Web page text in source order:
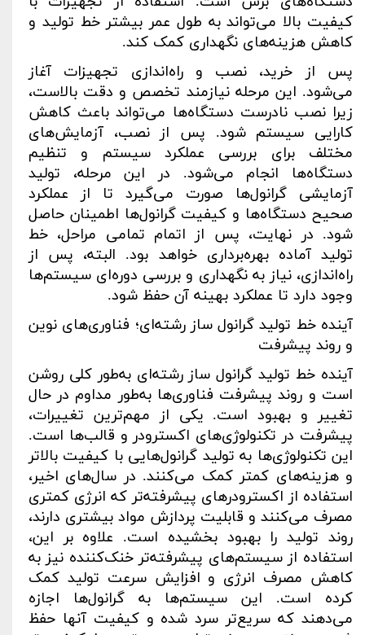
کیفیت بالا می‌تواند به طول عمر بیشتر خط تولید و
کاهش هزینه‌های نگهداری کمک کند.
پس از خرید، نصب و راه‌اندازی تجهیزات آغاز
می‌شود. این مرحله نیازمند تخصص و دقت بالاست،
زیرا نصب نادرست دستگاه‌ها می‌تواند باعث کاهش
کارایی سیستم شود. پس از نصب، آزمایش‌های
مختلف برای بررسی عملکرد سیستم و تنظیم
دستگاه‌ها انجام می‌شود. در این مرحله، تولید
آزمایشی گرانول‌ها صورت می‌گیرد تا از عملکرد
صحیح دستگاه‌ها و کیفیت گرانول‌ها اطمینان حاصل
شود. در نهایت، پس از اتمام تمامی مراحل، خط
تولید آماده بهره‌برداری خواهد بود. البته، پس از
راه‌اندازی، نیاز به نگهداری و بررسی دوره‌ای سیستم‌ها
وجود دارد تا عملکرد بهینه آن حفظ شود.
آینده خط تولید گرانول ساز رشته‌ای؛ فناوری‌های نوین
و روند پیشرفت
آینده خط تولید گرانول ساز رشته‌ای به‌طور کلی روشن
است و روند پیشرفت فناوری‌ها به‌طور مداوم در حال
تغییر و بهبود است. یکی از مهم‌ترین تغییرات،
پیشرفت در تکنولوژی‌های اکسترودر و قالب‌ها است.
این تکنولوژی‌ها به تولید گرانول‌هایی با کیفیت بالاتر
و هزینه‌های کمتر کمک می‌کنند. در سال‌های اخیر،
استفاده از اکسترودرهای پیشرفته‌تر که انرژی کمتری
مصرف می‌کنند و قابلیت پردازش مواد بیشتری دارند،
روند تولید را بهبود بخشیده است. علاوه بر این،
استفاده از سیستم‌های پیشرفته‌تر خنک‌کننده نیز به
کاهش مصرف انرژی و افزایش سرعت تولید کمک
کرده است. این سیستم‌ها به گرانول‌ها اجازه
می‌دهند که سریع‌تر سرد شده و کیفیت آنها حفظ